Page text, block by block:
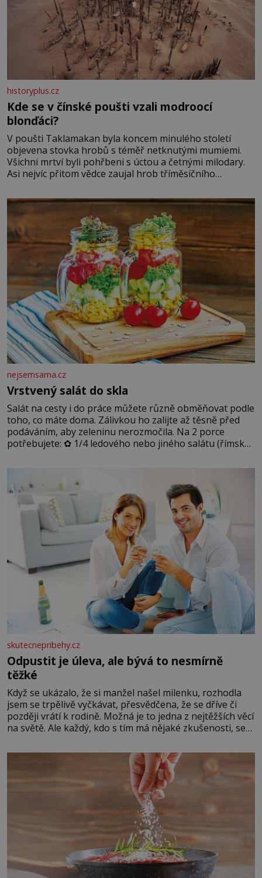
historyplus.cz
Kde se v čínské poušti vzali modroocí
blonďáci?
V poušti Taklamakan byla koncem minulého století
objevena stovka hrobů s téměř netknutými mumiemi.
Všichni mrtví byli pohřbeni s úctou a četnými milodary.
Asi nejvíc přitom vědce zaujal hrob tříměsíčního
blonďaté vlásky. Fakt, že jsou těla dávných lidí nesmírně
dobře zachovalá, přičítají odborníci zdejším klimatickým
podmínkám. Sucho, prosolené písky a extrémně
nejsemsama.cz
Vrstvený salát do skla
Salát na cesty i do práce můžete různě obměňovat podle
toho, co máte doma. Zálivkou ho zalijte až těsně před
podáváním, aby zeleninu nerozmočila. Na 2 porce
potřebujete: ✿ 1/4 ledového nebo jiného salátu (římský
okurky ✿ 2 rajčata Zálivka: ✿ 4 lžíce olivového oleje ✿ 1
lžíci citronové šťávy ✿ ½ stroužku
skutecnepribehy.cz
Odpustit je úleva, ale bývá to nesmírně
těžké
Když se ukázalo, že si manžel našel milenku, rozhodla
jsem se trpělivě vyčkávat, přesvědčena, že se dříve či
později vrátí k rodině. Možná je to jedna z nejtěžších věcí
na světě. Ale každý, kdo s tím má nějaké zkušenosti, se
Když se ke mně doneslo, že si manžel pořídil milenku,